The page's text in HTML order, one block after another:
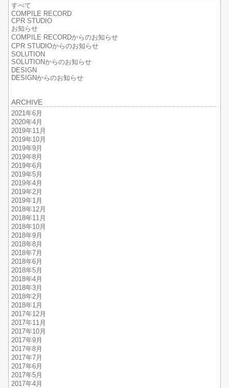
すべて
COMPILE RECORD
CPR STUDIO
お知らせ
COMPILE RECORDからのお知らせ
CPR STUDIOからのお知らせ
SOLUTION
SOLUTIONからのお知らせ
DESIGN
DESIGNからのお知らせ
ARCHIVE
2021年6月
2020年4月
2019年11月
2019年10月
2019年9月
2019年8月
2019年6月
2019年5月
2019年4月
2019年2月
2019年1月
2018年12月
2018年11月
2018年10月
2018年9月
2018年8月
2018年7月
2018年6月
2018年5月
2018年4月
2018年3月
2018年2月
2018年1月
2017年12月
2017年11月
2017年10月
2017年9月
2017年8月
2017年7月
2017年6月
2017年5月
2017年4月